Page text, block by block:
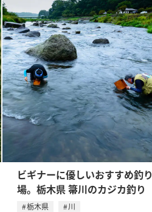
ビギナーに優しいおすすめ釣り
場。栃木県 箒川のカジカ釣り
栃木県
川